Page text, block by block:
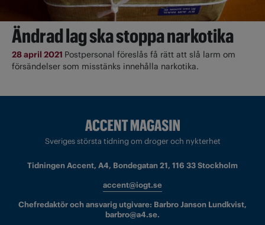
Ändrad lag ska stoppa narkotika
28 april 2021 Postpersonal föreslås få rätt att slå larm om
försändelser som misstänks innehålla narkotika.
Sveriges största tidning om droger och nykterhet
Tidningen Accent, A4, Bondegatan 21, 116 33 Stockholm
accent@iogt.se
Chefredaktör och ansvarig utgivare: Barbro Janson Lundkvist,
barbro@a4.se.